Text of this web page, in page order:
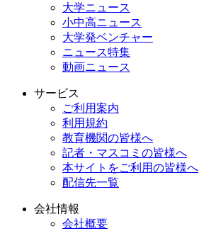
大学ニュース
小中高ニュース
大学発ベンチャー
ニュース特集
動画ニュース
サービス
ご利用案内
利用規約
教育機関の皆様へ
記者・マスコミの皆様へ
本サイトをご利用の皆様へ
配信先一覧
会社情報
会社概要